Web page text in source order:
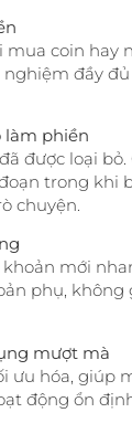
mua coin hay
đầy
làm phiền
được loại
trong khi
chuyện.
mới
phụ, không
mượt mà
ưu hóa, giúp
động ổn